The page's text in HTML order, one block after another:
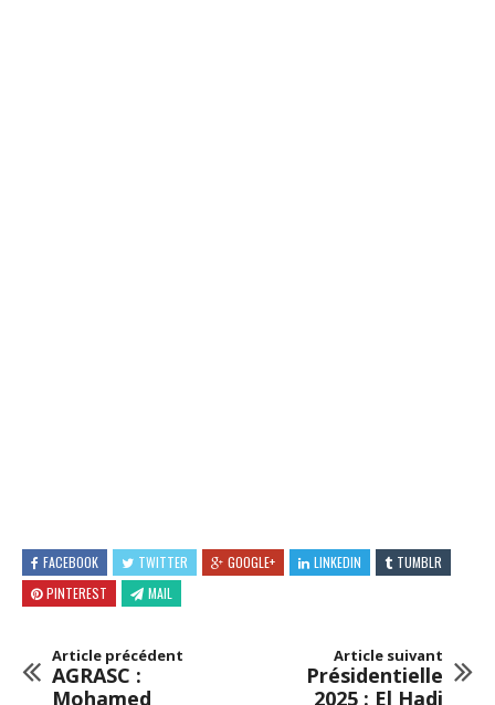
FACEBOOK TWITTER GOOGLE+ LINKEDIN
TUMBLR
PINTEREST
MAIL
Article précédent
AGRASC :
Mohamed
Article suivant
Présidentielle
2025 : El Hadj